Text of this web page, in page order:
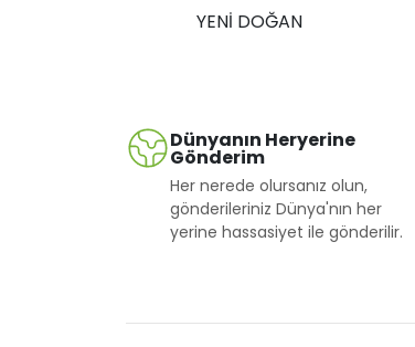
YENİ DOĞAN
Dünyanın Heryerine
Gönderim
Her nerede olursanız olun,
gönderileriniz Dünya'nın her
yerine hassasiyet ile gönderilir.